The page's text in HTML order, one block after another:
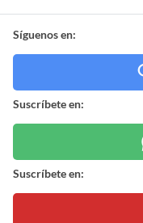
Síguenos en:
Suscríbete en:
Suscríbete en: